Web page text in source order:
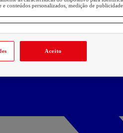
conteúdos personalizados, medição de publicidade
Aceito